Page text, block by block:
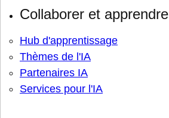
Collaborer et apprendre
Hub d'apprentissage
Thèmes de l'IA
Partenaires IA
Services pour l'IA